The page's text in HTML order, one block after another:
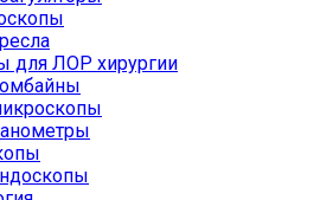
для ЛОР хирургии